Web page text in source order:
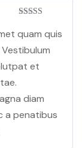
of 5
quam quis
et
diam
a penatibus